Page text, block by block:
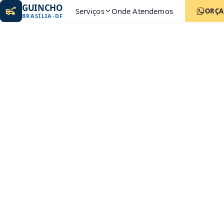
GUINCHO
BRASÍLIA-DF Serviços Onde Atendemos